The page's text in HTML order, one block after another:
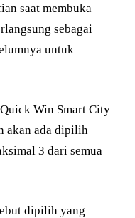
saat membuka
sebagai
untuk
Win Smart City
akan ada dipilih
3 dari semua
dipilih yang